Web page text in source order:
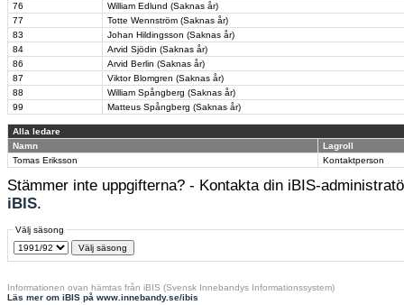
76
William Edlund (Saknas år)
77
Totte Wennström (Saknas år)
83
Johan Hildingsson (Saknas år)
84
Arvid Sjödin (Saknas år)
86
Arvid Berlin (Saknas år)
87
Viktor Blomgren (Saknas år)
88
William Spångberg (Saknas år)
99
Matteus Spångberg (Saknas år)
Alla ledare
Namn
Lagroll
Tomas Eriksson
Kontaktperson
Stämmer inte uppgifterna? - Kontakta din iBIS-
iBIS.
Välj säsong
Informationen ovan hämtas från iBIS (Svensk Innebandys Informationssystem)
Läs mer om iBIS på www.innebandy.se/ibis